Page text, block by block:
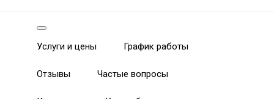
Услуги и цены График работы
Отзывы Частые вопросы